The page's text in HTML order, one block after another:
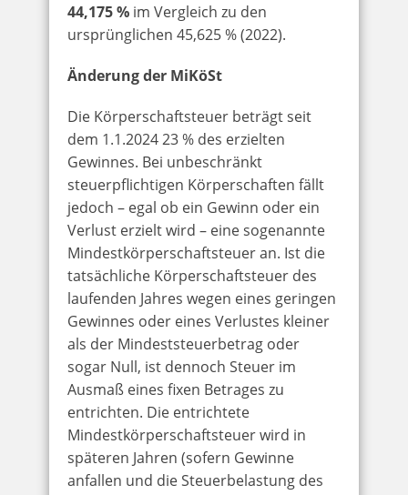
44,175 % im Vergleich zu den
ursprünglichen 45,625 % (2022).
Änderung der MiKöSt
Die Körperschaftsteuer beträgt seit
dem 1.1.2024 23 % des erzielten
Gewinnes. Bei unbeschränkt
steuerpflichtigen Körperschaften fällt
jedoch – egal ob ein Gewinn oder ein
Verlust erzielt wird – eine sogenannte
Mindestkörperschaftsteuer an. Ist die
tatsächliche Körperschaftsteuer des
laufenden Jahres wegen eines geringen
Gewinnes oder eines Verlustes kleiner
als der Mindeststeuerbetrag oder
sogar Null, ist dennoch Steuer im
Ausmaß eines fixen Betrages zu
entrichten. Die entrichtete
Mindestkörperschaftsteuer wird in
späteren Jahren (sofern Gewinne
anfallen und die Steuerbelastung des